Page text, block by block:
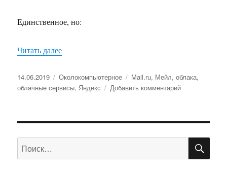
Единственное, но:
Читать далее
Опубликовано
14.06.2019 Рубрики
Околокомпьютерное Метки
Mail.ru, Мейл,облака,
облачные сервисы, Яндекс Добавить комментарий
для
Искать: